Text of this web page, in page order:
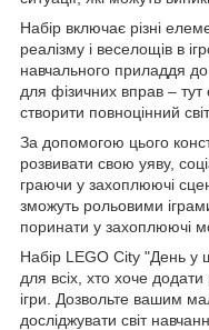
Набір включає різні
реалізму і веселощів в
навчального приладдя до
для фізичних вправ –
створити повноцінний
За допомогою цього
розвивати свою уяву,
граючи у захоплюючі
зможуть рольовими
поринати у захоплюючі
Набір LEGO City "День у
для всіх, хто хоче додати
ігри. Дозвольте вашим
досліджувати світ